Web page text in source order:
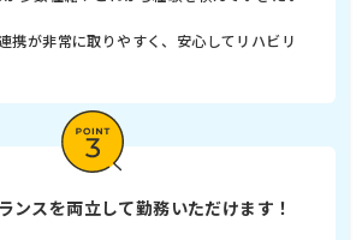
携が非常に取りやすく、安心してリハビリ
ンスを両立して勤務いただけます！